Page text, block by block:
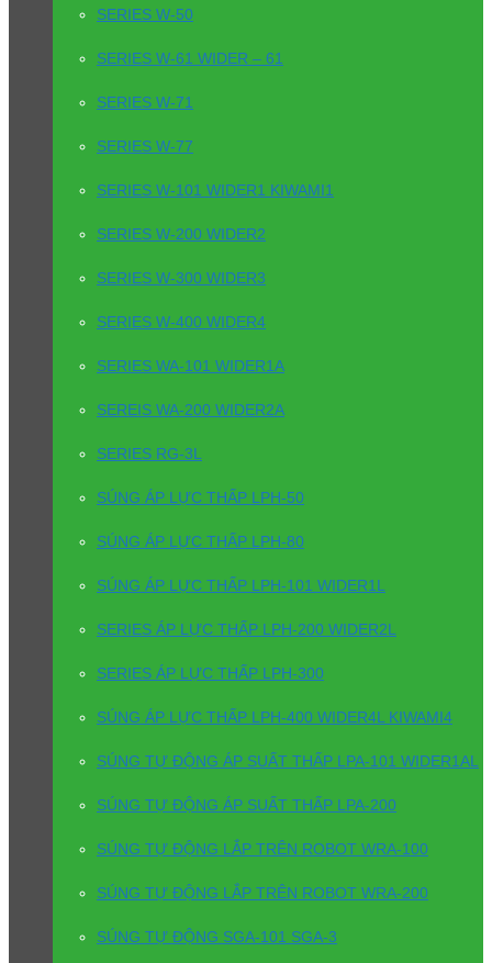
SERIES W-50
SERIES W-61 WIDER – 61
SERIES W-71
SERIES W-77
SERIES W-101 WIDER1 KIWAMI1
SERIES W-200 WIDER2
SERIES W-300 WIDER3
SERIES W-400 WIDER4
SERIES WA-101 WIDER1A
SEREIS WA-200 WIDER2A
SERIES RG-3L
SÚNG ÁP LỰC THẤP LPH-50
SÚNG ÁP LỰC THẤP LPH-80
SÚNG ÁP LỰC THẤP LPH-101 WIDER1L
SERIES ÁP LỰC THẤP LPH-200 WIDER2L
SERIES ÁP LỰC THẤP LPH-300
SÚNG ÁP LỰC THẤP LPH-400 WIDER4L KIWAMI4
SÚNG TỰ ĐỘNG ÁP SUẤT THẤP LPA-101 WIDER1AL
SÚNG TỰ ĐỘNG ÁP SUẤT THẤP LPA-200
SÚNG TỰ ĐỘNG LẮP TRÊN ROBOT WRA-100
SÚNG TỰ ĐỘNG LẮP TRÊN ROBOT WRA-200
SÚNG TỰ ĐỘNG SGA-101 SGA-3